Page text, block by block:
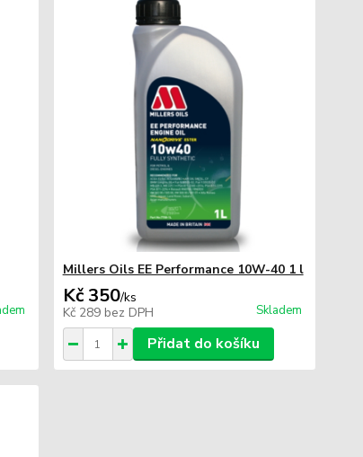
Millers Oils EE Performance 10W-40 1 l
Kč 350/ks
Kč 289 bez DPH Skladem
Přidat do košíku